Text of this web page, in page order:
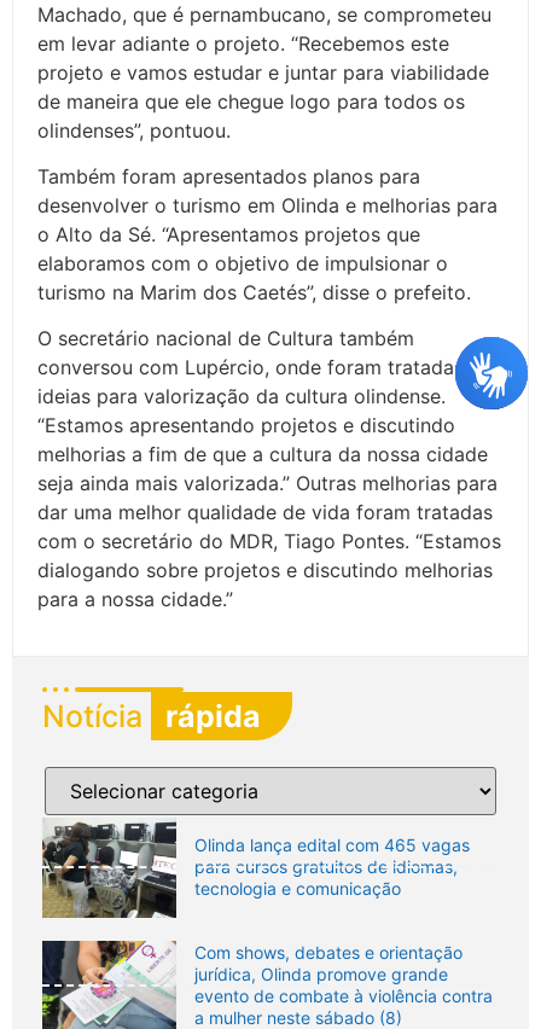
Machado, que é pernambucano, se comprometeu
em levar adiante o projeto. “Recebemos este
projeto e vamos estudar e juntar para viabilidade
de maneira que ele chegue logo para todos os
olindenses”, pontuou.
Também foram apresentados planos para
desenvolver o turismo em Olinda e melhorias para
o Alto da Sé. “Apresentamos projetos que
elaboramos com o objetivo de impulsionar o
turismo na Marim dos Caetés”, disse o prefeito.
O secretário nacional de Cultura também
conversou com Lupércio, onde foram tratadas
ideias para valorização da cultura olindense.
“Estamos apresentando projetos e discutindo
melhorias a fim de que a cultura da nossa cidade
seja ainda mais valorizada.” Outras melhorias para
dar uma melhor qualidade de vida foram tratadas
com o secretário do MDR, Tiago Pontes. “Estamos
dialogando sobre projetos e discutindo melhorias
para a nossa cidade.”
Notícia rápida
Olinda lança edital com 465 vagas
para cursos gratuitos de idiomas,
tecnologia e comunicação
Com shows, debates e orientação
jurídica, Olinda promove grande
evento de combate à violência contra
a mulher neste sábado (8)